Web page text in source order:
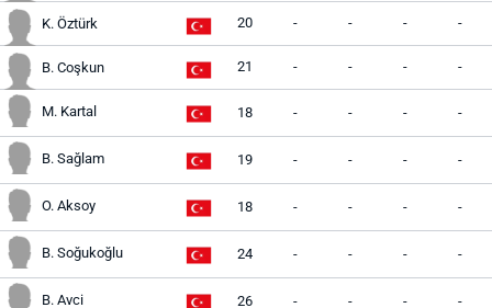
K. Öztürk 20 - - - -
B. Coşkun 21 - - - -
M. Kartal 18 - - - -
B. Sağlam 19 - - - -
O. Aksoy 18 - - - -
B. Soğukoğlu 24 - - - -
B. Avci 26 - - - -